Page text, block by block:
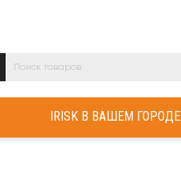
IRISK В ВАШЕМ ГОРОДЕ